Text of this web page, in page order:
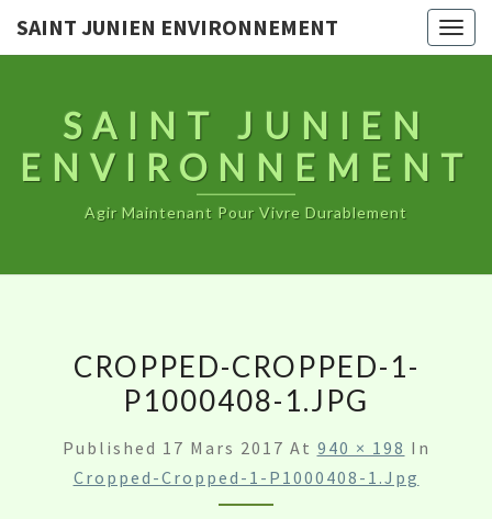
SAINT JUNIEN ENVIRONNEMENT
SAINT JUNIEN
ENVIRONNEMENT
Agir Maintenant Pour Vivre Durablement
CROPPED-CROPPED-1-
P1000408-1.JPG
Published 17 Mars 2017 At 940 × 198 In
Cropped-Cropped-1-P1000408-1.jpg